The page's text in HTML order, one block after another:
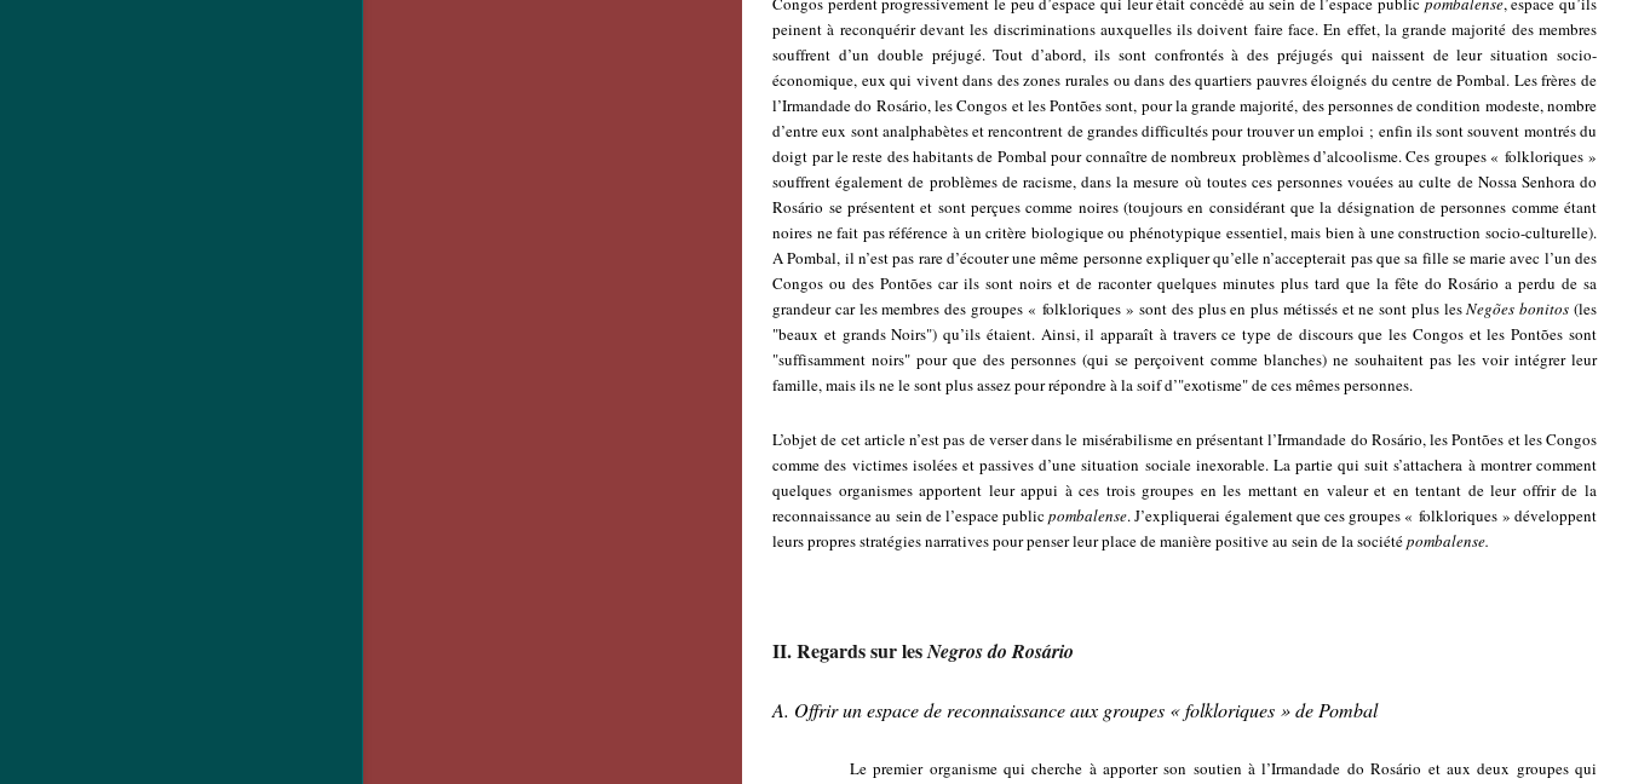
peinent à reconquérir devant les discriminations auxquelles ils doivent faire face. En effet, la grande majorité des membres
souffrent d’un double préjugé. Tout d’abord, ils sont confrontés à des préjugés qui naissent de leur situation socio-
économique, eux qui vivent dans des zones rurales ou dans des quartiers pauvres éloignés du centre de Pombal. Les frères de
l’Irmandade do Rosário, les Congos et les Pontões sont, pour la grande majorité, des personnes de condition modeste, nombre
d’entre eux sont analphabètes et rencontrent de grandes difficultés pour trouver un emploi ; enfin ils sont souvent montrés du
doigt par le reste des habitants de Pombal pour connaître de nombreux problèmes d’alcoolisme. Ces groupes « folkloriques »
souffrent également de problèmes de racisme, dans la mesure où toutes ces personnes vouées au culte de Nossa Senhora do
Rosário se présentent et sont perçues comme noires (toujours en considérant que la désignation de personnes comme étant
noires ne fait pas référence à un critère biologique ou phénotypique essentiel, mais bien à une construction socio-culturelle).
A Pombal, il n’est pas rare d’écouter une même personne expliquer qu’elle n’accepterait pas que sa fille se marie avec l’un des
Congos ou des Pontões car ils sont noirs et de raconter quelques minutes plus tard que la fête do Rosário a perdu de sa
grandeur car les membres des groupes « folkloriques » sont des plus en plus métissés et ne sont plus lesNegões bonitos (les
"beaux et grands Noirs") qu’ils étaient. Ainsi, il apparaît à travers ce type de discours que les Congos et les Pontões sont
"suffisamment noirs" pour que des personnes (qui se perçoivent comme blanches) ne souhaitent pas les voir intégrer leur
famille, mais ils ne le sont plus assez pour répondre à la soif d’"exotisme" de ces mêmes personnes.
L’objet de cet article n’est pas de verser dans le misérabilisme en présentant l’Irmandade do Rosário, les Pontões et les Congos
comme des victimes isolées et passives d’une situation sociale inexorable. La partie qui suit s’attachera à montrer comment
quelques organismes apportent leur appui à ces trois groupes en les mettant en valeur et en tentant de leur offrir de la
reconnaissance au sein de l’espace publicpombalense. J’expliquerai également que ces groupes « folkloriques » développent
leurs propres stratégies narratives pour penser leur place de manière positive au sein de la sociétépombalense.
II.Regards sur lesNegros do Rosário
A. Offrir un espace de reconnaissance aux groupes « folkloriques » de Pombal
Le premier organisme qui cherche à apporter son soutien à l’Irmandade do Rosário et aux deux groupes qui